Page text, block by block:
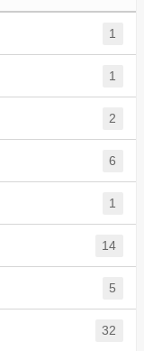
1
1
2
6
1
14
5
32